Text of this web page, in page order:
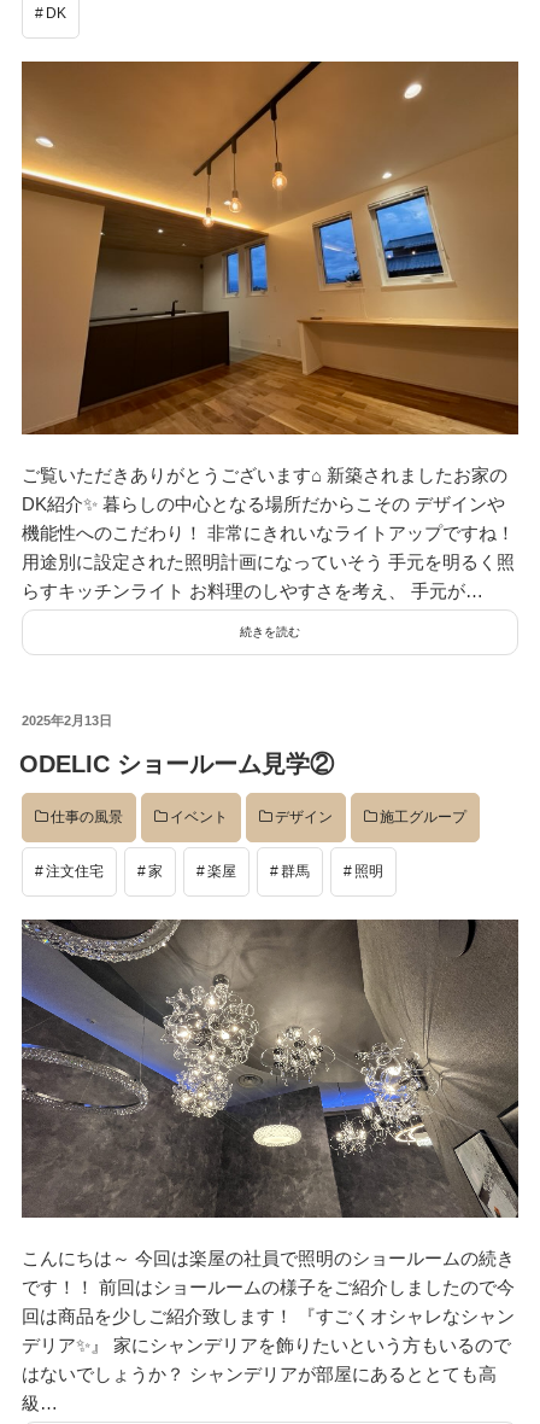
DK
ご覧いただきありがとうございます⌂ 新築されましたお家の
DK紹介✨ 暮らしの中心となる場所だからこその デザインや
機能性へのこだわり！ 非常にきれいなライトアップですね！
用途別に設定された照明計画になっていそう 手元を明るく照
らすキッチンライト お料理のしやすさを考え、 手元が…
続きを読む
投
日:
2025年2月13日
ODELIC ショールーム見学②
仕事の風景 イベント デザイン 施工グループ
注文住宅 家 楽屋 群馬 照明
こんにちは～ 今回は楽屋の社員で照明のショールームの続き
です！！ 前回はショールームの様子をご紹介しましたので今
回は商品を少しご紹介致します！ 『すごくオシャレなシャン
デリア✨』 家にシャンデリアを飾りたいという方もいるので
はないでしょうか？ シャンデリアが部屋にあるととても高
級…